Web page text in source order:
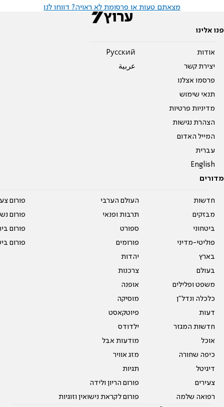
מצאתם טעות או פרסומת לא ראויה? דווחו לנו
פנו אלינו
אודות
יצירת קשר
פרסמו אצלנו
תנאי שימוש
מדיניות פרטיות
הצהרת נגישות
המייל האדום
עברית
English
Pусский
عربية
מדורים
חדשות
מבזקים
ביטחוני
פוליטי-מדיני
בארץ
בעולם
משפט ופלילים
כלכלה ונדל"ן
דעות
חדשות המגזר
אוכל
כיפה שחורה
דיגיטל
צעירים
רפואה שלמה
העולם הערבי
תרבות ופנאי
ספורט
פורומים
יהדות
צרכנות
אופנה
מוסיקה
פיוטקאסט
ילדודס
מודעות אבל
מזג אוויר
תגיות
פורום הריון ולידה
פורום לקראת נישואין וזוגיות
פורום
פורום
פורום
פורום